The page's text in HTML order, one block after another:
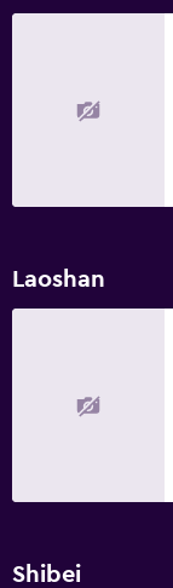
Laoshan
Shibei